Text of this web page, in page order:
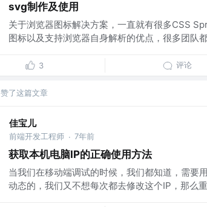
svg制作及使用
关于浏览器图标解决方案，一直就有很多CSS
图标以及支持浏览器自身解析的优点，很多团队
3 评论
赞了这篇文章
佳宝儿
前端开发工程师 · 7年前
获取本机电脑IP的正确使用方法
当我们在移动端调试的时候，我们都知道，需要
动态的，我们又不想每次都去修改这个IP，那么